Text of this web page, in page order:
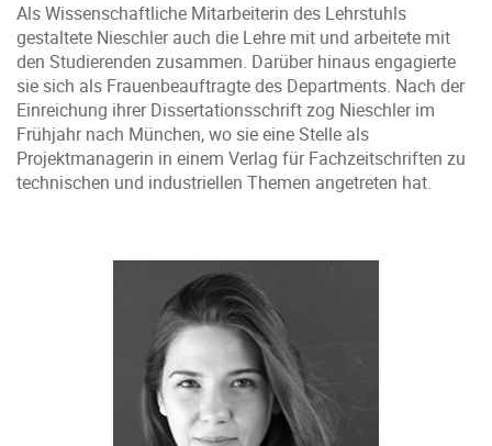
Als Wissenschaftliche Mitarbeiterin des Lehrstuhls
gestaltete Nieschler auch die Lehre mit und arbeitete mit
den Studierenden zusammen. Darüber hinaus engagierte
sie sich als Frauenbeauftragte des Departments. Nach der
Einreichung ihrer Dissertationsschrift zog Nieschler im
Frühjahr nach München, wo sie eine Stelle als
Projektmanagerin in einem Verlag für Fachzeitschriften zu
technischen und industriellen Themen angetreten hat.